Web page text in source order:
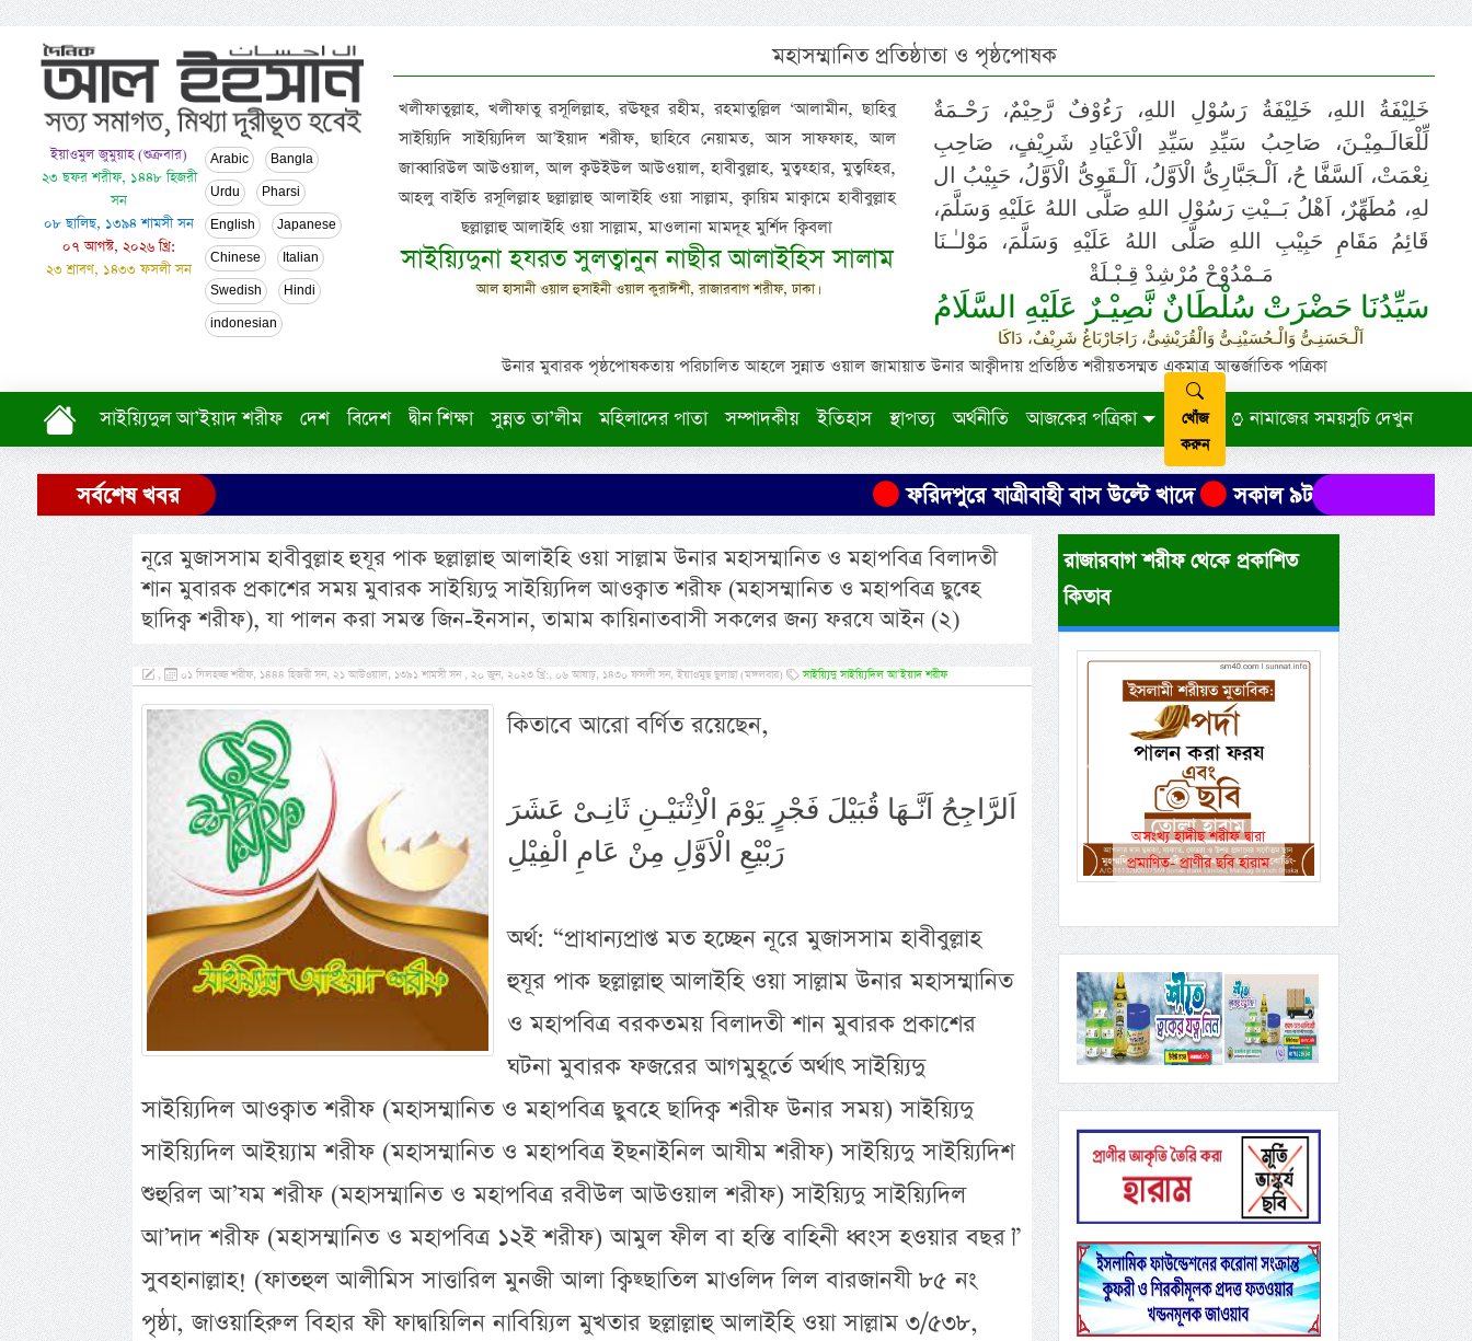
ইয়াওমুল জুমুয়াহ (শুক্রবার)
২৩ ছফর শরীফ, ১৪৪৮ হিজরী
সন
০৮ ছালিছ, ১৩৯৪ শামসী সন
০৭ আগস্ট, ২০২৬ খ্রি:
২৩ শ্রাবণ, ১৪৩৩ ফসলী সন
Arabic Bangla
Urdu Pharsi
English Japanese
Chinese Italian
Swedish Hindi
indonesian
মহাসম্মানিত প্রতিষ্ঠাতা ও পৃষ্ঠপোষক
খলীফাতুল্লাহ, খলীফাতু রসূলিল্লাহ, রঊফুর রহীম, রহমাতুল্লিল ‘আলামীন, ছাহিবু
সাইয়্যিদি সাইয়্যিদিল আ’ইয়াদ শরীফ, ছাহিবে নেয়ামত, আস সাফফাহ, আল
জাব্বারিউল আউওয়াল, আল ক্বউইউল আউওয়াল, হাবীবুল্লাহ, মুত্বহ্হার, মুত্বহ্হির,
আহলু বাইতি রসূলিল্লাহ ছল্লাল্লাহু আলাইহি ওয়া সাল্লাম, ক্বায়িম মাক্বামে হাবীবুল্লাহ
ছল্লাল্লাহু আলাইহি ওয়া সাল্লাম, মাওলানা মামদূহ মুর্শিদ ক্বিবলা
সাইয়্যিদুনা হযরত সুলত্বানুন নাছীর আলাইহিস সালাম
আল হাসানী ওয়াল হুসাইনী ওয়াল কুরাঈশী, রাজারবাগ শরীফ, ঢাকা।
خَلِيْفَةُ اللهِ، خَلِيْفَةُ رَسُوْلِ اللهِ، رَءُوْفٌ رَّحِيْمٌ، رَحْـمَةٌ
لِّلْعَالَـمِيْـنَ، صَاحِبُ سَيِّدِ سَيِّدِ الْاَعْيَادِ شَرِيْفٍ، صَاحِبِ
نِعْمَتْ، اَلسَّفَّا حُ، اَلْـجَبَّارِىُّ الْاَوَّلُ، اَلْـقَوِىُّ الْاَوَّلُ، حَبِيْبُ ال
لهِ، مُطَهِّرٌ، اَهْلُ بَــيْتِ رَسُوْلِ اللهِ صَلَّى اللهُ عَلَيْهِ وَسَلَّمَ،
قَائِمُ مَقَامِ حَبِيْبِ اللهِ صَلَّى اللهُ عَلَيْهِ وَسَلَّمَ، مَوْلـٰـنَا
مَـمْدُوْحْ مُرْشِدْ قِـبْـلَةْ
سَيِّدُنَا حَضْرَتْ سُلْطَانٌ نَّصِيْـرٌ عَلَيْهِ السَّلَامُ
اَلْـحَسَنِـىُّ وَالْـحُسَيْنِـىُّ وَالْقُرَيْشِىُّ، رَاجَارْبَاغُ شَرِيْفٌ، دَاكَا
উনার মুবারক পৃষ্ঠপোষকতায় পরিচালিত আহলে সুন্নাত ওয়াল জামায়াত উনার আক্বীদায় প্রতিষ্ঠিত শরীয়তসম্মত একমাত্র আন্তর্জাতিক পত্রিকা
সাইয়্যিদুল আ’ইয়াদ শরীফ দেশ বিদেশ দ্বীন শিক্ষা সুন্নত তা’লীম মহিলাদের পাতা সম্পাদকীয় ইতিহাস স্থাপত্য অর্থনীতি আজকের পত্রিকা
খোঁজ
করুন
নামাজের সময়সুচি দেখুন
সর্বশেষ খবর ফরিদপুরে যাত্রীবাহী বাস উল্টে খাদে সকাল ৯টার মধ্যে যেসব জেলায় ৬০
নূরে মুজাসসাম হাবীবুল্লাহ হুযূর পাক ছল্লাল্লাহু আলাইহি ওয়া সাল্লাম উনার মহাসম্মানিত ও মহাপবিত্র বিলাদতী
শান মুবারক প্রকাশের সময় মুবারক সাইয়্যিদু সাইয়্যিদিল আওক্বাত শরীফ (মহাসম্মানিত ও মহাপবিত্র ছুব্হে
ছাদিক্ব শরীফ), যা পালন করা সমস্ত জিন-ইনসান, তামাম কায়িনাতবাসী সকলের জন্য ফরযে আইন (২)
, ০১ যিলহজ্জ শরীফ, ১৪৪৪ হিজরী সন, ২১ আউওয়াল, ১৩৯১ শামসী সন , ২০ জুন, ২০২৩ খ্রি:, ০৬ আষাঢ়, ১৪৩০ ফসলী সন, ইয়াওমুছ ছুলাছা (মঙ্গলবার) সাইয়্যিদু সাইয়্যিদিল আ’ইয়াদ শরীফ
কিতাবে আরো বর্ণিত রয়েছেন,
اَلرَّاجِحُ اَنَّـهَا قُبَيْلَ فَجْرٍ يَوْمَ الْاِثْنَيْـنِ ثَانِـىْ عَشَرَ
رَبْيْعِ الْاَوَّلِ مِنْ عَامِ الْفِيْلِ
অর্থ: “প্রাধান্যপ্রাপ্ত মত হচ্ছেন নূরে মুজাসসাম হাবীবুল্লাহ
হুযূর পাক ছল্লাল্লাহু আলাইহি ওয়া সাল্লাম উনার মহাসম্মানিত
ও মহাপবিত্র বরকতময় বিলাদতী শান মুবারক প্রকাশের
ঘটনা মুবারক ফজরের আগমুহূর্তে অর্থাৎ সাইয়্যিদু
সাইয়্যিদিল আওক্বাত শরীফ (মহাসম্মানিত ও মহাপবিত্র ছুবহে ছাদিক্ব শরীফ উনার সময়) সাইয়্যিদু
সাইয়্যিদিল আইয়্যাম শরীফ (মহাসম্মানিত ও মহাপবিত্র ইছনাইনিল আযীম শরীফ) সাইয়্যিদু সাইয়্যিদিশ
শুহুরিল আ’যম শরীফ (মহাসম্মানিত ও মহাপবিত্র রবীউল আউওয়াল শরীফ) সাইয়্যিদু সাইয়্যিদিল
আ’দাদ শরীফ (মহাসম্মানিত ও মহাপবিত্র ১২ই শরীফ) আমুল ফীল বা হস্তি বাহিনী ধ্বংস হওয়ার বছর।”
সুবহানাল্লাহ! (ফাতহুল আলীমিস সাত্তারিল মুনজী আলা ক্বিছ্ছাতিল মাওলিদ লিল বারজানযী ৮৫ নং
পৃষ্ঠা, জাওয়াহিরুল বিহার ফী ফাদ্বায়িলিন নাবিয়্যিল মুখতার ছল্লাল্লাহু আলাইহি ওয়া সাল্লাম ৩/৫৩৮,
রাজারবাগ শরীফ থেকে প্রকাশিত
কিতাব
একই রানওয়েতে সামরিক-
বেসামরিক ফ্লাইট!